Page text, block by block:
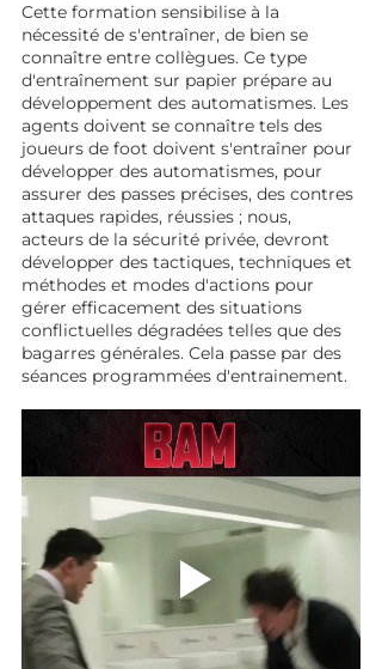
Cette formation sensibilise à la
nécessité de s'entraîner, de bien se
connaître entre collègues. Ce type
d'entraînement sur papier prépare au
développement des automatismes. Les
agents doivent se connaître tels des
joueurs de foot doivent s'entraîner pour
développer des automatismes, pour
assurer des passes précises, des contres
attaques rapides, réussies ; nous,
acteurs de la sécurité privée, devront
développer des tactiques, techniques et
méthodes et modes d'actions pour
gérer efficacement des situations
conflictuelles dégradées telles que des
bagarres générales. Cela passe par des
séances programmées d'entrainement.